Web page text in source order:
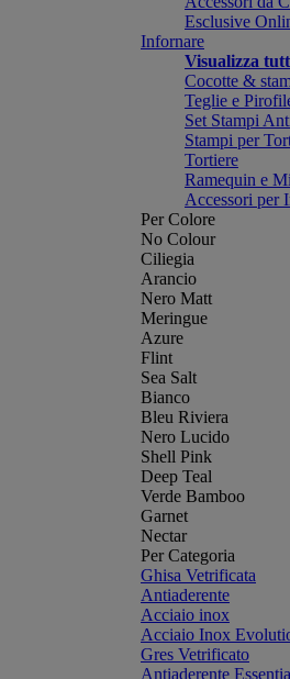
Esclusive
Infornare
Visualizza
Cocotte &
Teglie e
Set Stampi
Stampi per
Tortiere
Ramequin e
Accessori per
Per Colore
No Colour
Ciliegia
Arancio
Nero Matt
Meringue
Azure
Flint
Sea Salt
Bianco
Bleu Riviera
Nero Lucido
Shell Pink
Deep Teal
Verde Bamboo
Garnet
Nectar
Per Categoria
Ghisa Vetrificata
Antiaderente
Acciaio inox
Acciaio Inox
Gres Vetrificato
Antiaderente